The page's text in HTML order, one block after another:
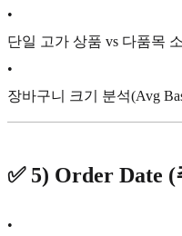
•
단일 고가 상품 vs 다품목
•
장바구니 크기 분석(Avg
✅ 5) Order Date
•